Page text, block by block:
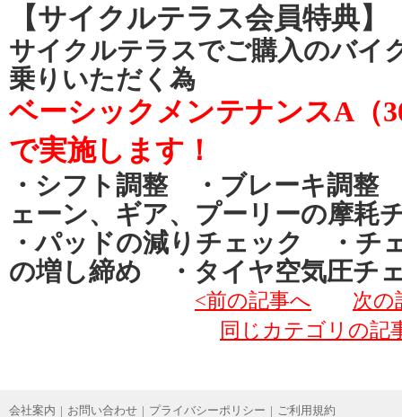
【サイクルテラス会員特典】
サイクルテラスでご購入のバイ
乗りいただく為
ベーシックメンテナンスA（
で実施します！
・シフト調整 ・ブレーキ調
ェーン、ギア、プーリーの摩耗
・パッドの減りチェック ・チ
の増し締め ・タイヤ空気圧チ
<前の記事へ
次の
同じカテゴリの記
会社案内 | お問い合わせ | プライバシーポリシー | ご利用規約